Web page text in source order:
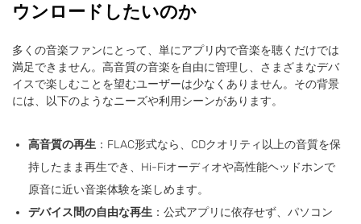
ウンロードしたいのか
多くの音楽ファンにとって、単にアプリ内で音楽を聴くだけでは
満足できません。高音質の音楽を自由に管理し、さまざまなデバ
イスで楽しむことを望むユーザーは少なくありません。その背景
には、以下のようなニーズや利用シーンがあります。
高音質の再生 ：FLAC形式なら、CDクオリティ以上の音質を保
持したまま再生でき、Hi-Fiオーディオや高性能ヘッドホンで
原音に近い音楽体験を楽しめます。
デバイス間の自由な再生 ：公式アプリに依存せず、パソコン